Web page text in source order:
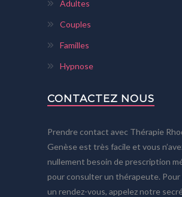
Adultes
Couples
Familles
Hypnose
CONTACTEZ NOUS
Prendre contact avec Thérapie
Genèse est très facile et vous
nullement besoin de prescription
pour consulter un thérapeute. Pour
un rendez-vous, appelez notre